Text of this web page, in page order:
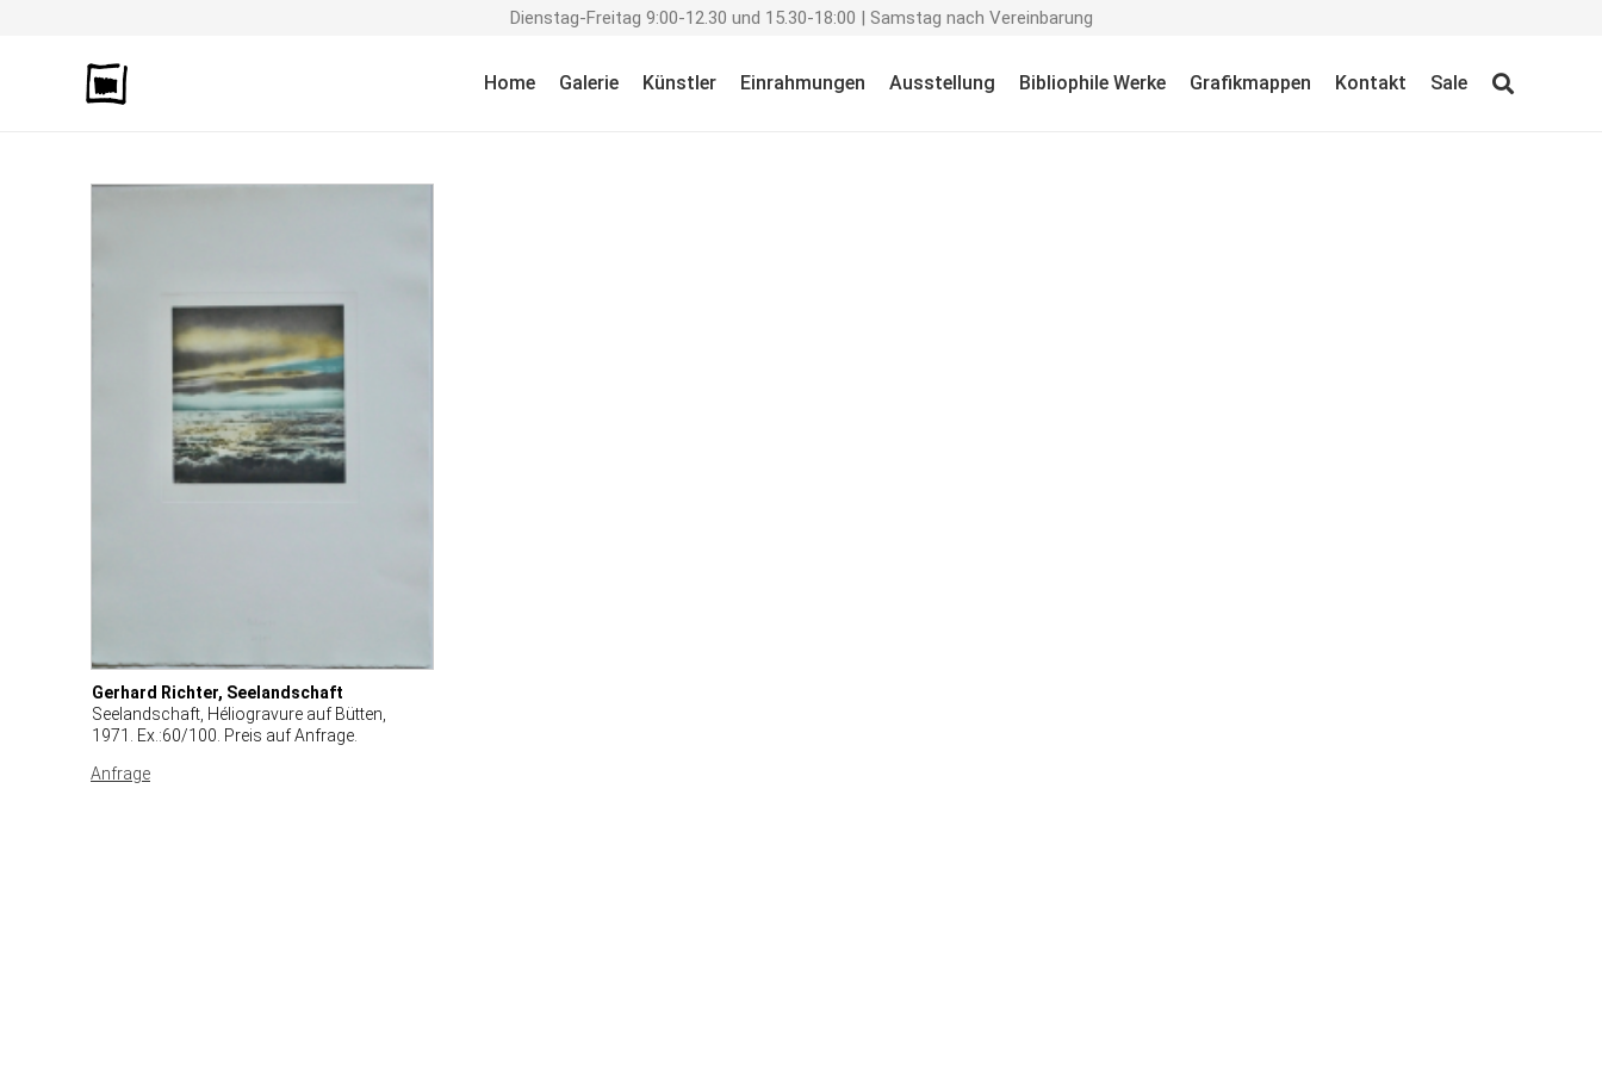
Dienstag-Freitag 9:00-12.30 und 15.30-18:00 | Samstag nach Vereinbarung
Home Galerie Künstler Einrahmungen Ausstellung Bibliophile Werke Grafikmappen Kontakt Sale
Gerhard Richter, Seelandschaft
Seelandschaft, Héliogravure auf Bütten,
1971. Ex.:60/100. Preis auf Anfrage.
Anfrage